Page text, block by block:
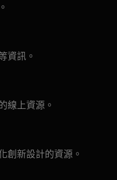
資訊。
線上資源。
創新設計的資源。